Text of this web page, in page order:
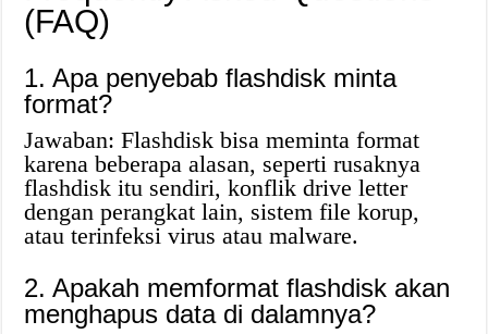
(FAQ)
1. Apa penyebab flashdisk minta
format?
Jawaban: Flashdisk bisa meminta format
karena beberapa alasan, seperti rusaknya
flashdisk itu sendiri, konflik drive letter
dengan perangkat lain, sistem file korup,
atau terinfeksi virus atau malware.
2. Apakah memformat flashdisk akan
menghapus data di dalamnya?